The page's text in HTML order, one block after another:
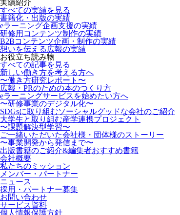
実績紹介
すべての実績を見る
書籍化・出版の実績
eラーニング企画支援の実績
研修用コンテンツ制作の実績
B2Bコンテンツ企画・制作の実績
想いを伝える広報の実績
お役立ち読み物
すべての記事を見る
新しい働き方を考える方へ
〜働き方研究レポート〜
広報・PRのための本のつくり方
eラーニングサービスを始めたい方へ
〜研修事業のデジタル化〜
SDGsに取り組むソーシャルグッドな会社のご紹介
大学生と取り組む産学連携プロジェクト
〜課題解決型学習〜
ご一緒いただいた会社様・団体様のストーリー
〜事業開発から発信まで〜
出版書籍のご紹介&編集者おすすめ書籍
会社概要
私たちのミッション
メンバー・パートナー
ニュース
採用・パートナー募集
お問い合わせ
サービス資料
個人情報保護方針